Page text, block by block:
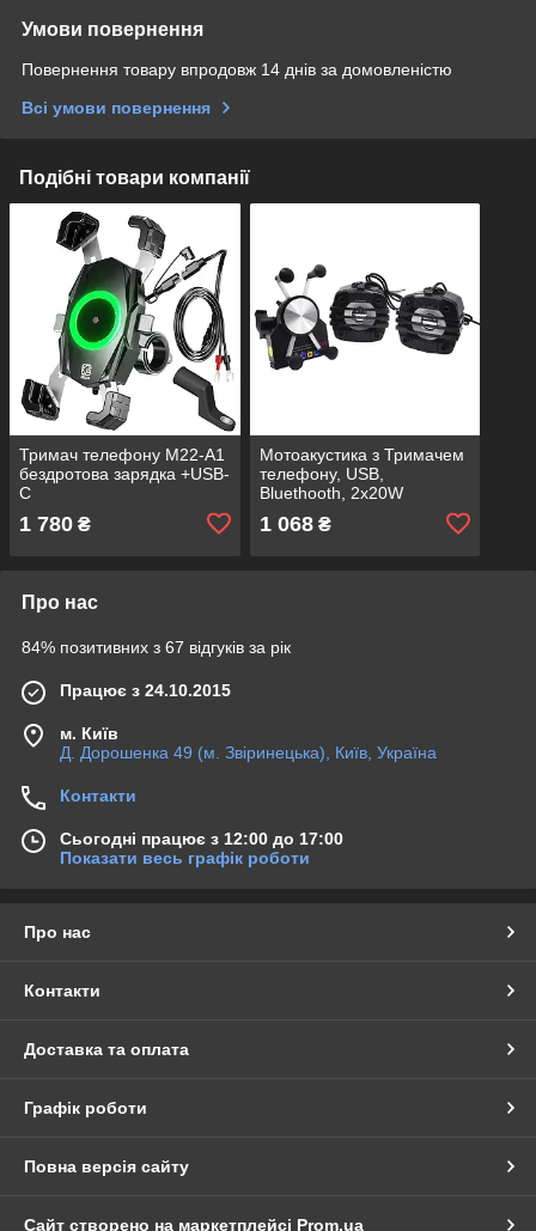
Умови повернення
Повернення товару впродовж 14 днів за домовленістю
Всі умови повернення
Подібні товари компанії
Тримач телефону M22-A1
бездротова зарядка +USB-
C
1 780 ₴
Мотоакустика з Тримачем
телефону, USB,
Bluethooth, 2x20W
1 068₴
Про нас
84% позитивних з 67 відгуків за рік
Працює з 24.10.2015
м. Київ
Д. Дорошенка 49 (м. Звіринецька), Київ, Україна
Контакти
Сьогодні працює з 12:00 до 17:00
Показати весь графік роботи
Про нас
Контакти
Доставка та оплата
Графік роботи
Повна версія сайту
Сайт створено на маркетплейсі Prom.ua